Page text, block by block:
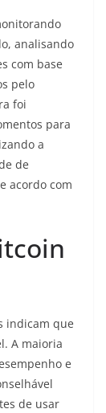
analisando
com base
pelo
foi
para
a
de
acordo com
indicam que
A maioria
e
de usar